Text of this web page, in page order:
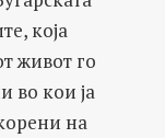
која
живот го
во кои ја
на